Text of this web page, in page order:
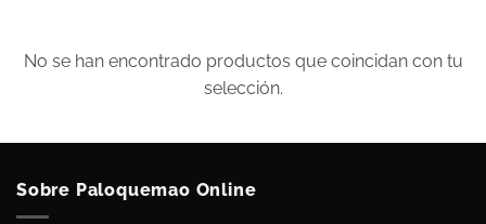
No se han encontrado productos que coincidan con tu
selección.
Sobre Paloquemao Online